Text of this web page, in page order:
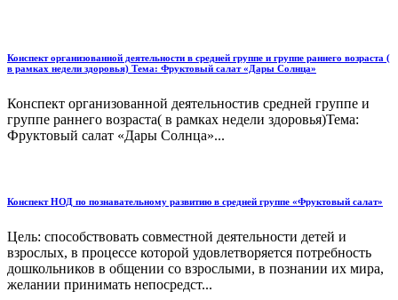
Конспект организованной деятельности в средней группе и группе раннего возраста (
в рамках недели здоровья) Тема: Фруктовый салат «Дары Солнца»
Конспект организованной деятельностив средней группе и
группе раннего возраста( в рамках недели здоровья)Тема:
Фруктовый салат «Дары Солнца»...
Конспект НОД по познавательному развитию в средней группе «Фруктовый салат»
Цель: способствовать совместной деятельности детей и
взрослых, в процессе которой удовлетворяется потребность
дошкольников в общении со взрослыми, в познании их мира,
желании принимать непосредст...